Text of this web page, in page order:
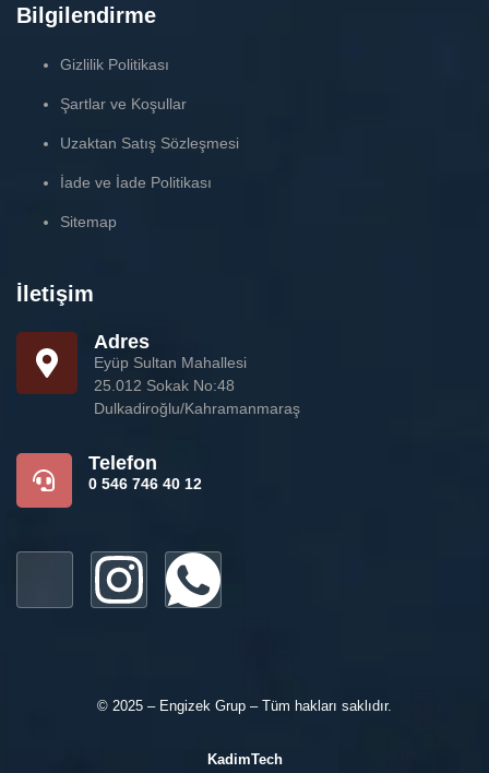
Bilgilendirme
Gizlilik Politikası
Şartlar ve Koşullar
Uzaktan Satış Sözleşmesi
İade ve İade Politikası
Sitemap
İletişim
Adres
Eyüp Sultan Mahallesi
25.012 Sokak No:48
Dulkadiroğlu/Kahramanmaraş
Telefon
0 546 746 40 12
© 2025 – Engizek Grup – Tüm hakları saklıdır.
KadimTech